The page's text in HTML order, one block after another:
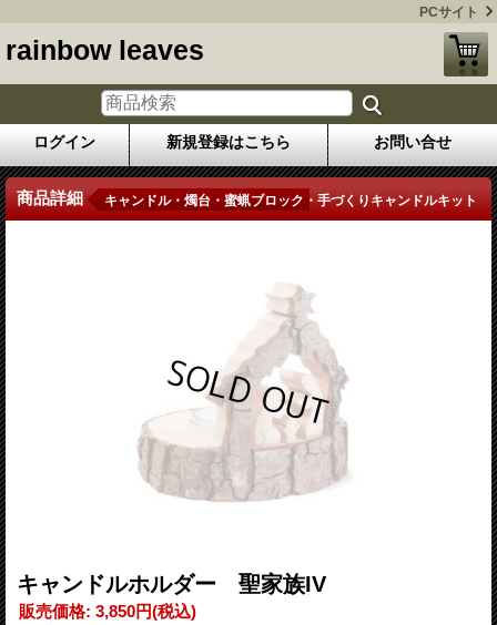
PCサイト
rainbow leaves
ログイン 新規登録はこちら お問い合せ
商品詳細 キャンドル・燭台・蜜蝋ブロック・手づくりキャンドルキット
キャンドルホルダー 聖家族IV
販売価格: 3,850円(税込)